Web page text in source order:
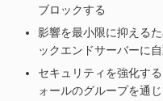
ブロックする
影響を最小限に抑える
ックエンドサーバーに
セキュリティを強化す
ォールのグループを通